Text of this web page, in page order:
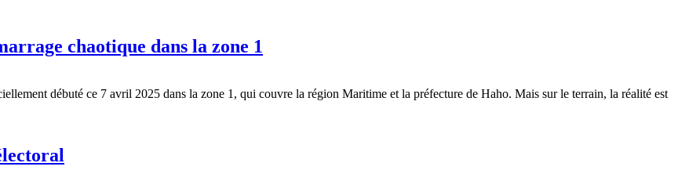
chaotique dans la zone 1
débuté ce 7 avril 2025 dans la zone 1, qui couvre la région Maritime et la préfecture de Haho. Mais sur le terrain, la réalité est